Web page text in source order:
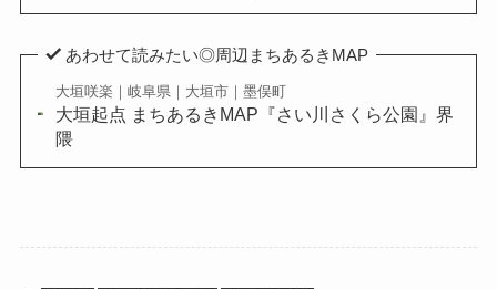
あわせて読みたい◎周辺まちあるきMAP
大垣咲楽｜岐阜県｜大垣市｜墨俣町
大垣起点 まちあるきMAP『さい川さくら公園』界
隈